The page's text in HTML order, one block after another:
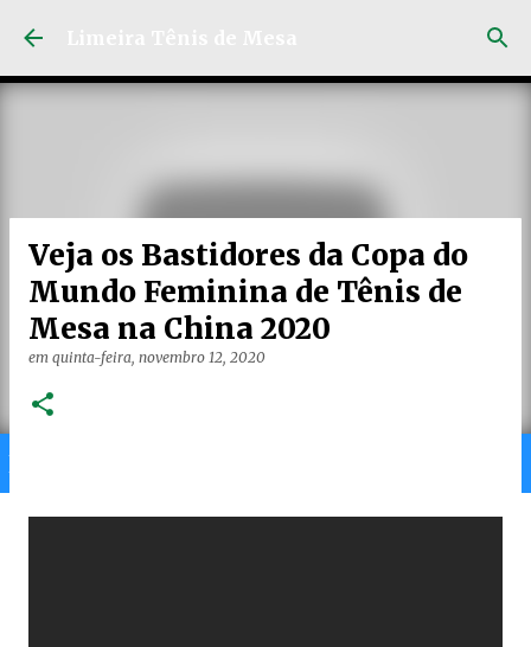
Home
Veja os Bastidores da Copa do
Mundo Feminina de Tênis de
Mesa na China 2020
em quinta-feira, novembro 12, 2020